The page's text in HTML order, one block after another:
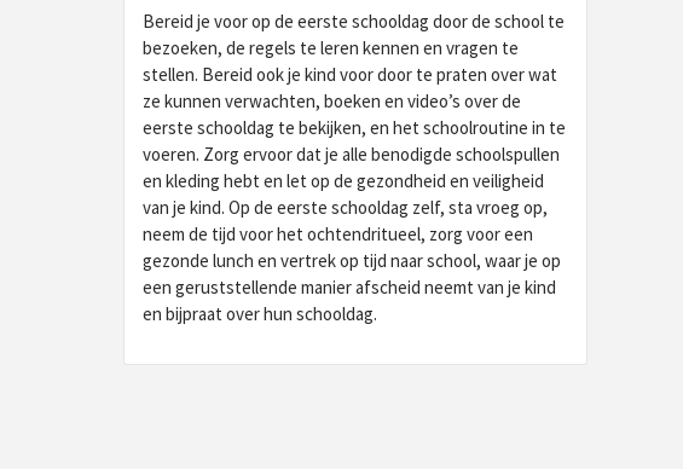
Bereid je voor op de eerste schooldag door de school te
bezoeken, de regels te leren kennen en vragen te
stellen. Bereid ook je kind voor door te praten over wat
ze kunnen verwachten, boeken en video’s over de
eerste schooldag te bekijken, en het schoolroutine in te
voeren. Zorg ervoor dat je alle benodigde schoolspullen
en kleding hebt en let op de gezondheid en veiligheid
van je kind. Op de eerste schooldag zelf, sta vroeg op,
neem de tijd voor het ochtendritueel, zorg voor een
gezonde lunch en vertrek op tijd naar school, waar je op
een geruststellende manier afscheid neemt van je kind
en bijpraat over hun schooldag.